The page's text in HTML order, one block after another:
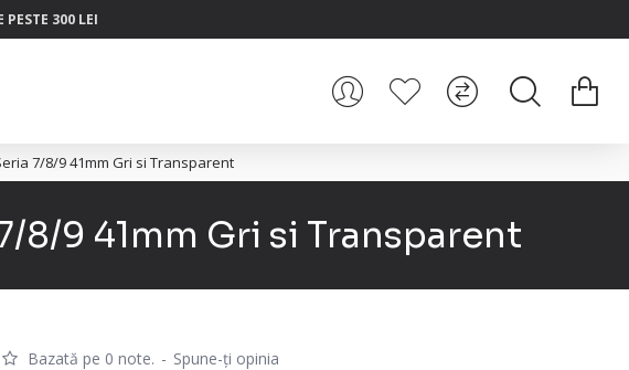
PESTE 300 LEI
7/8/9 41mm Gri si Transparent
8/9 41mm Gri si Transparent
Bazată pe 0 note. - Spune-ţi opinia